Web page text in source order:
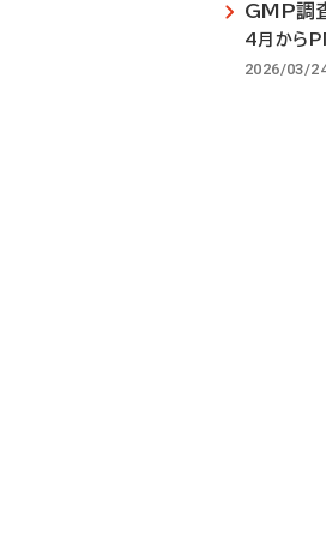
GMP調
4月から
2026/03/